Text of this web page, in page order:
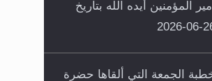
أمير المؤمنين أيده الله بتاريخ
26-
الجمعة التي ألقاها حضرة